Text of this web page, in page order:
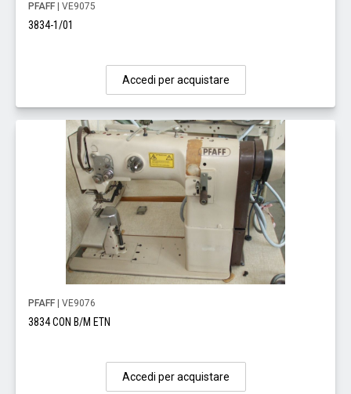
PFAFF | VE9075
3834-1/01
Accedi per acquistare
PFAFF | VE9076
3834 CON B/M ETN
Accedi per acquistare